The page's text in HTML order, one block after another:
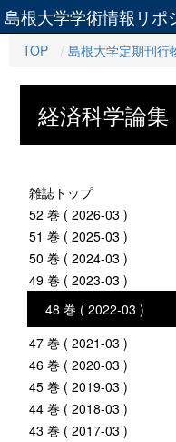
島根大学学術情報リポ
TOP 島根大学定期刊行
経済科学論集
雑誌トップ
52 巻 ( 2026-03 )
51 巻 ( 2025-03 )
50 巻 ( 2024-03 )
49 巻 ( 2023-03 )
48 巻 ( 2022-03 )
47 巻 ( 2021-03 )
46 巻 ( 2020-03 )
45 巻 ( 2019-03 )
44 巻 ( 2018-03 )
43 巻 ( 2017-03 )